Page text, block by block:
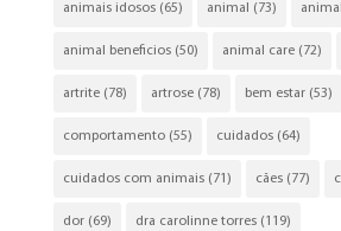
animais idosos(65) animal (73)
animal beneficios(50) animal care(72)
artrite(78) artrose(78) bem estar(53)
comportamento(55) cuidados(64)
cuidados com animais(71) cães(77)
dor(69) dra carolinne torres(119)